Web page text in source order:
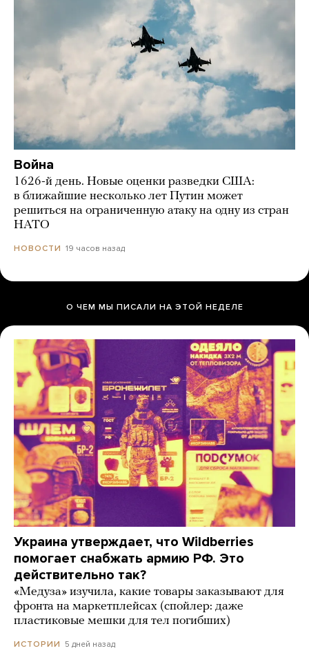
Война
1626-й день. Новые оценки разведки США:
в ближайшие несколько лет Путин может
решиться на ограниченную атаку на одну из стран
НАТО
НОВОСТИ 19 часов назад
О ЧЕМ МЫ ПИСАЛИ НА ЭТОЙ НЕДЕЛЕ
Украина утверждает, что Wildberries
помогает снабжать армию РФ. Это
действительно так?
«Медуза» изучила, какие товары заказывают для
фронта на маркетплейсах (спойлер: даже
пластиковые мешки для тел погибших)
ИСТОРИИ 5 дней назад